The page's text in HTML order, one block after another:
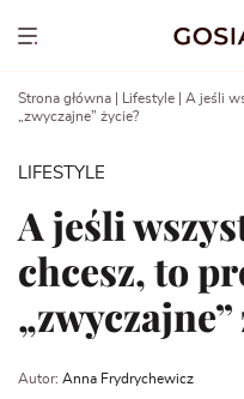
Show menu
Strona główna Lifestyle
A jeśli
„zwyczajne” życie?
LIFESTYLE
A jeśli
chcesz, to
„zwyczajne”
Autor: Anna Frydrychewicz